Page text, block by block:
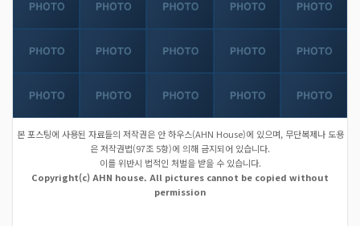
본 포스팅에 사용된 자료들의 저작권은 안 하우스(AHN House)에 있으며, 무단복제나 도용
은 저작권법(97조 5항)에 의해 금지되어 있습니다.
이를 위반시 법적인 처벌을 받을 수 있습니다.
Copyright(c) AHN house. All pictures cannot be copied without
permission